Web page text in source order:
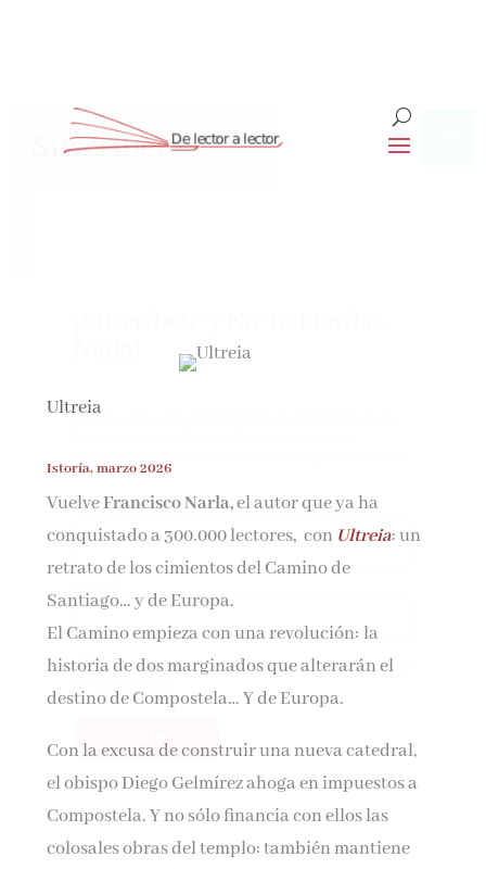
Ultreia
Istoría, marzo 2026
VuelveFrancisco Narla,el autor que ya ha
conquistado a 300.000 lectores, con Ultreia: un
retrato de los cimientos del Camino de
Santiago… y de Europa.
El Camino empieza con una revolución: la
historia de dos marginados que alterarán el
destino de Compostela… Y de Europa.
Con la excusa de construir una nueva catedral,
el obispo Diego Gelmírez ahoga en impuestos a
Compostela. Y no sólo financia con ellos las
colosales obras del templo: también mantiene
Suscríbete
Únete a nuestra comunidad de amantes de la
Nombre*
Por favor, acepta lostérminos y condiciones